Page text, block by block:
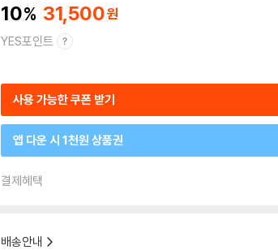
10 31,500
YES포인트
사용 가능한 쿠폰 받기
앱 다운 시 1천원 상품권
결제혜택
배송안내